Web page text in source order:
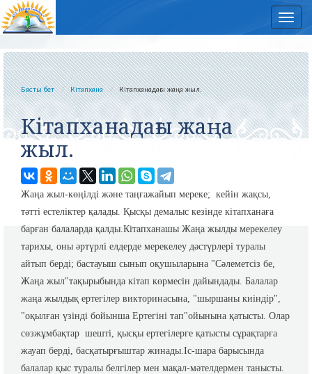
Басты бет Кітапхана Кітапханадағы жаңа жыл.
Кітапханадағы жаңа
жыл.
Жаңа жыл-көңілді және таңғажайып мереке; кейін жақсы,
тәтті естеліктер қалады. Қысқы демалыс кезінде кітапханаға
барған балаларда қалды.Кітапханашы Жаңа жылды мерекелеу
тарихы, оны әртүрлі елдерде мерекелеу дәстүрлері туралы
айтып берді; бастауыш сынып оқушыларына "Сәлеметсіз бе,
Жаңа жыл"тақырыбында кітап көрмесін дайындады. Балалар
жаңа жылдық ертегілер викторинасына, "шыршаны киіндір",
"оқылған үзінді бойынша Ертегіні тап"ойынына қатысты. Олар
сөзжұмбақтар шешті, қысқы ертегілерге қатысты сұрақтарға
жауап берді, басқатырғыштар жинады.Іс-шара барысында
балалар қыс туралы белгілер мен мақал-мәтелдермен танысты.